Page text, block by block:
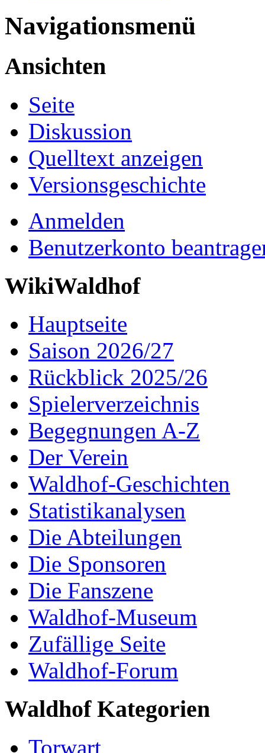
Navigationsmenü
Ansichten
Seite
Diskussion
Quelltext anzeigen
Versionsgeschichte
Anmelden
Benutzerkonto
WikiWaldhof
Hauptseite
Saison 2026/27
Rückblick 2025/26
Spielerverzeichnis
Begegnungen A-Z
Der Verein
Waldhof-Geschichten
Statistikanalysen
Die Abteilungen
Die Sponsoren
Die Fanszene
Waldhof-Museum
Zufällige Seite
Waldhof-Forum
Waldhof Kategorien
Torwart